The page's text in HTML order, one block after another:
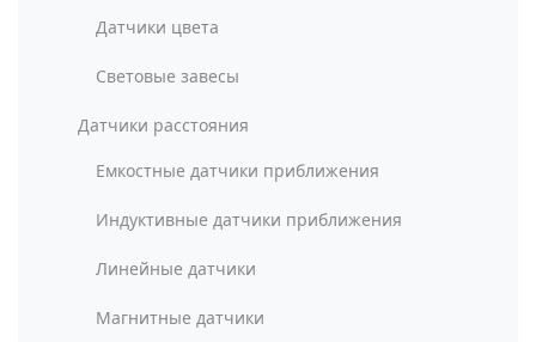
Датчики цвета
Световые завесы
Датчики расстояния
Емкостные датчики приближения
Индуктивные датчики приближения
Линейные датчики
Магнитные датчики